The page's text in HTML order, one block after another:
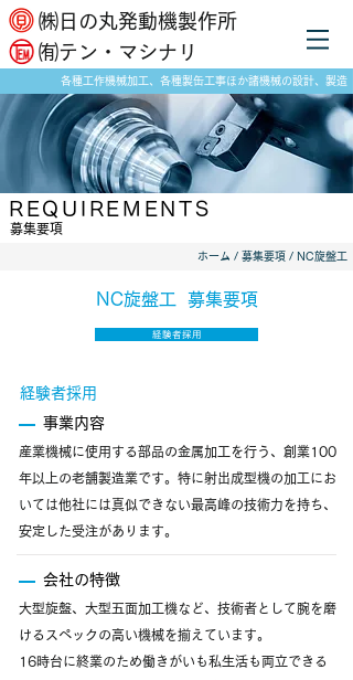
​㈱日の丸発動機製作所
​㈲テン・マシナリ
各種工作機械加工、各種製缶工事ほか諸機械の設計、製造
REQUIREMENTS
​募集要項
​ホーム / 募集要項 / NC旋盤工
​NC旋盤工 募集要項
経験者採用
​経験者採用
事業内容
産業機械に使用する部品の金属加工を行う、創業100
年以上の老舗製造業です。特に射出成型機の加工にお
いては他社には真似できない最高峰の技術力を持ち、
安定した受注があります。
会社の特徴
大型旋盤、大型五面加工機など、技術者として腕を磨
けるスペックの高い機械を揃えています。
16時台に終業のため働きがいも私生活も両立できる